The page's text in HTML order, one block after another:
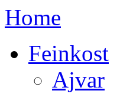
Home
Feinkost
Ajvar